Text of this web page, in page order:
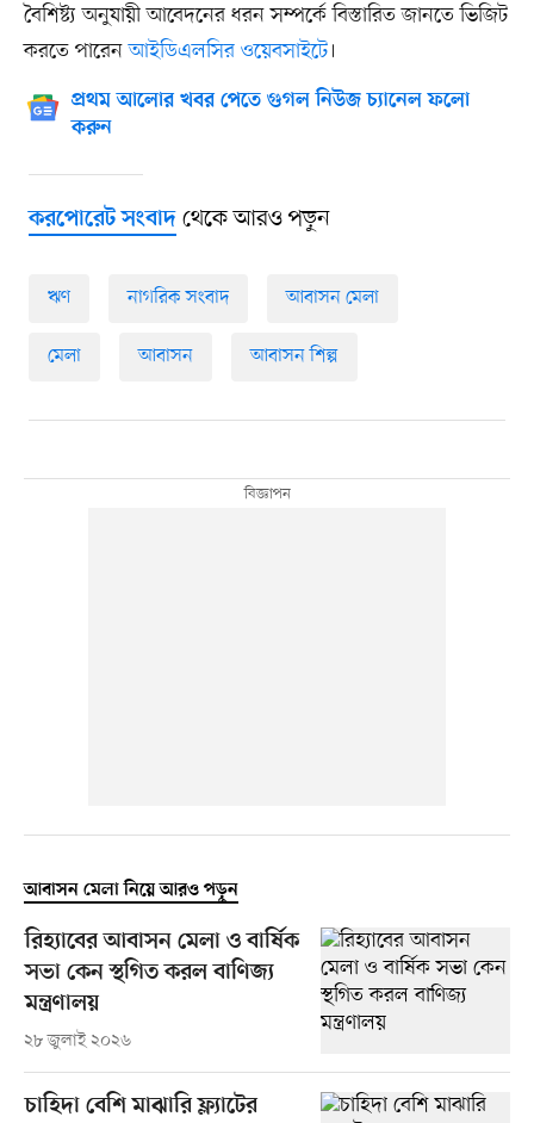
বৈশিষ্ট্য অনুযায়ী আবেদনের ধরন সম্পর্কে বিস্তারিত জানতে ভিজিট
করতে পারেনআইডিএলসির ওয়েবসাইটে।
প্রথম আলোর খবর পেতে গুগল নিউজ চ্যানেল ফলো
করুন
করপোরেট সংবাদথেকে আরও পড়ুন
ঋণ নাগরিক সংবাদ আবাসন মেলা
মেলা আবাসন আবাসন শিল্প
আবাসন মেলা নিয়ে আরও পড়ুন
রিহ্যাবের আবাসন মেলা ও বার্ষিক
সভা কেন স্থগিত করল বাণিজ্য
মন্ত্রণালয়
২৮ জুলাই ২০২৬
চাহিদা বেশি মাঝারি ফ্ল্যাটের